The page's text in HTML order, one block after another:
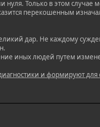
Только в этом случае
перекошенным
дар. Не каждому
иных людей путем
и формируют для